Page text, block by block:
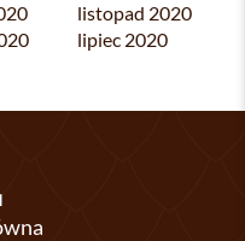
listopad 2020
lipiec 2020